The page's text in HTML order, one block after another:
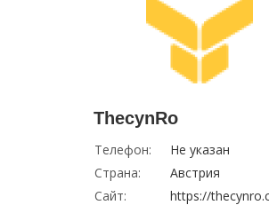
ThecynRo
Телефон:
Не указан
Страна:
Австрия
Сайт:
https://